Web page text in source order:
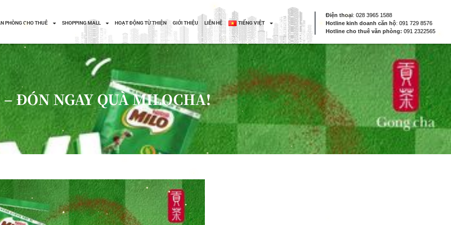
PHÒNG CHO THUÊ SHOPPING MALL HOẠT ĐỘNG TỪ THIỆN GIỚI THIỆU LIÊN HỆ TIẾNG VIỆT
Điện thoại:028 3965 1588
Hotline kinh doanh căn hộ:091 729 8576
Hotline cho thuê văn phòng: 091 2322565
ĐÓN NGAY QUÀ MILOCHA!